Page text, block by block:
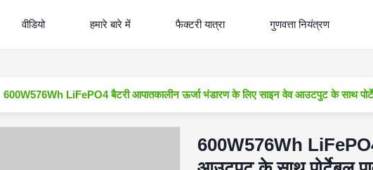
वीडियो हमारे बारे में फैक्टरी यात्रा गुणवत्ता नियंत्रण
600W576Wh LiFePO4 बैटरी आपातकालीन ऊर्जा भंडारण के लिए साइन वेव आउटपुट के साथ
600W576Wh